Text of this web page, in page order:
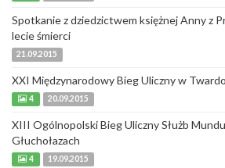
Spotkanie z dziedzictwem księżnej Anny z
lecie śmierci
21.09.2015
XXI Międzynarodowy Bieg Uliczny w
4 20.09.2015
XIII Ogólnopolski Bieg Uliczny Służb
Głuchołazach
4 19.09.2015